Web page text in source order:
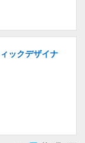
ックデザイナ